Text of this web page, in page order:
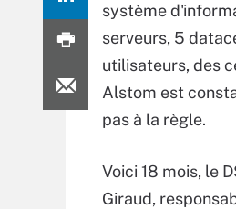
système
serveurs, 5
utilisateurs, des
Alstom est
pas à la règle.
Voici 18 mois, le
Giraud,